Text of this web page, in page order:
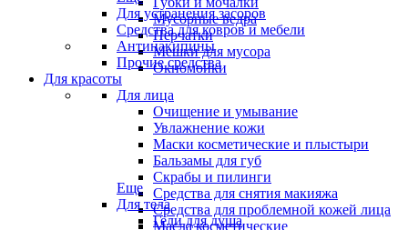
Мусорные ведра
Перчатки
Мешки для мусора
Окномойки
Для устранения засоров
Средства для ковров и мебели
Антинакипины
Прочие средства
Для красоты
Для лица
Очищение и умывание
Увлажнение кожи
Маски косметические и плыстыри
Бальзамы для губ
Скрабы и пилинги
Средства для снятия макияжа
Средства для проблемной кожей лица
Масла косметические
Еще
Для тела
Гели для душа